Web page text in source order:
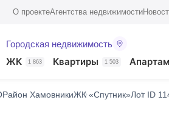
О проектеАгентства недвижимости
Городская недвижимость
ЖК 1 863 Квартиры 1 503
Район ХамовникиЖК «Спутник»Лот ID
ОписаниеО домеНа карте